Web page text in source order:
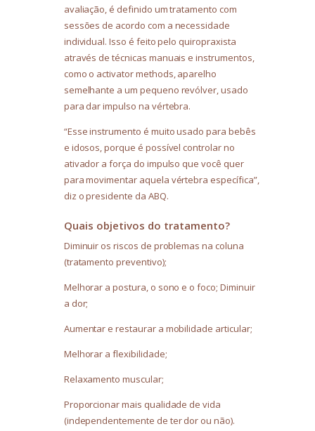
avaliação, é definido um tratamento com
sessões de acordo com a necessidade
individual. Isso é feito pelo quiropraxista
através de técnicas manuais e instrumentos,
como o activator methods, aparelho
semelhante a um pequeno revólver, usado
para dar impulso na vértebra.
“Esse instrumento é muito usado para bebês
e idosos, porque é possível controlar no
ativador a força do impulso que você quer
para movimentar aquela vértebra específica”,
diz o presidente da ABQ.
Quais objetivos do tratamento?
Diminuir os riscos de problemas na coluna
(tratamento preventivo);
Melhorar a postura, o sono e o foco; Diminuir
a dor;
Aumentar e restaurar a mobilidade articular;
Melhorar a flexibilidade;
Relaxamento muscular;
Proporcionar mais qualidade de vida
(independentemente de ter dor ou não).